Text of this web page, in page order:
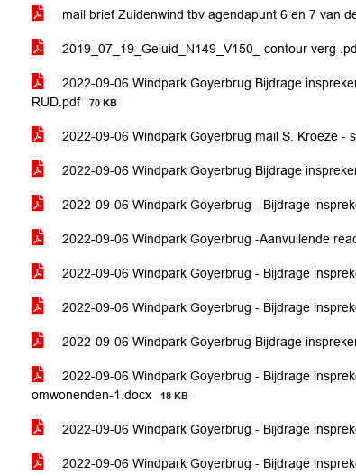
mail brief Zuidenwind tbv agendapunt 6 en 7 van
2019_07_19_Geluid_N149_V150_ contour verg
2022-09-06 Windpark Goyerbrug Bijdrage
RUD.pdf
70 KB
2022-09-06 Windpark Goyerbrug mail S. Kroeze -
2022-09-06 Windpark Goyerbrug Bijdrage
2022-09-06 Windpark Goyerbrug - Bijdrage
2022-09-06 Windpark Goyerbrug -Aanvullende
2022-09-06 Windpark Goyerbrug - Bijdrage
2022-09-06 Windpark Goyerbrug - Bijdrage
2022-09-06 Windpark Goyerbrug Bijdrage
2022-09-06 Windpark Goyerbrug - Bijdrage
omwonenden-1.docx
18 KB
2022-09-06 Windpark Goyerbrug - Bijdrage
2022-09-06 Windpark Goyerbrug - Bijdrage